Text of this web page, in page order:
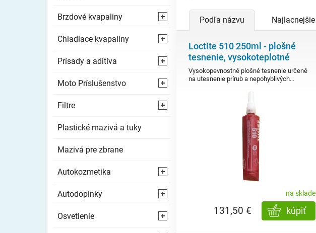
Brzdové kvapaliny
Chladiace kvapaliny
Prísady a aditíva
Moto Príslušenstvo
Filtre
Plastické mazivá a tuky
Mazivá pre zbrane
Autokozmetika
Autodoplnky
Osvetlenie
Podľa názvu Najlacnejšie
Loctite 510 250ml - plošné
tesnenie, vysokoteplotné
Vysokopevnostné plošné tesnenie určené
na utesnenie prírub a nepohyblivých…
na sklade
kúpiť
131,50 €